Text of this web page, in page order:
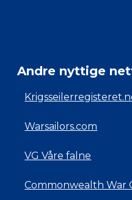
Andre nyttige
Warsailors.com
VG Våre falne
Commonwealth War